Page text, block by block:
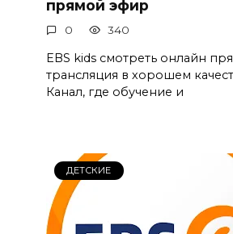
прямой эфир
0 340
EBS kids смотреть онлайн
трансляция в хорошем
Канал, где обучение и
ДЕТСКИЕ